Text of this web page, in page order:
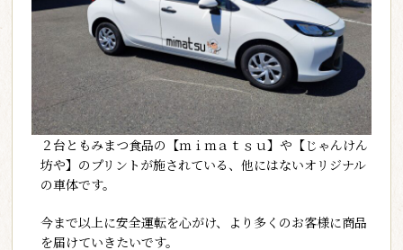
２台ともみまつ食品の【ｍｉｍａｔｓｕ】や【じゃんけん
坊や】のプリントが施されている、他にはないオリジナル
の車体です。
今まで以上に安全運転を心がけ、より多くのお客様に商品
を届けていきたいです。